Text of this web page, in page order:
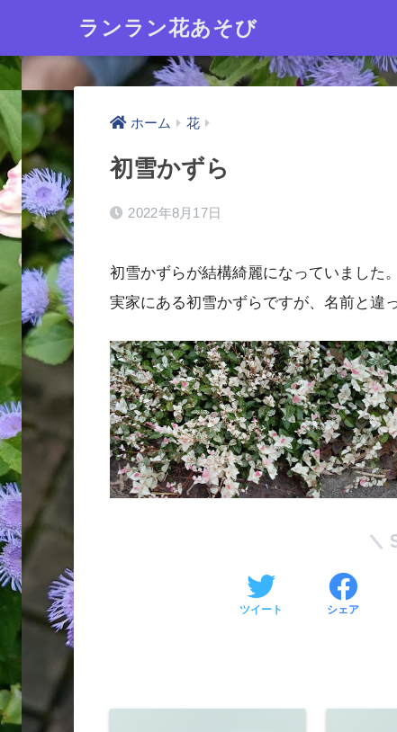
ランラン花あそび
ホーム 花
初雪かずら
2022年8月17日
初雪かずらが結構綺麗になっていました。
実家にある初雪かずらですが、名前と違
ツイート シェア